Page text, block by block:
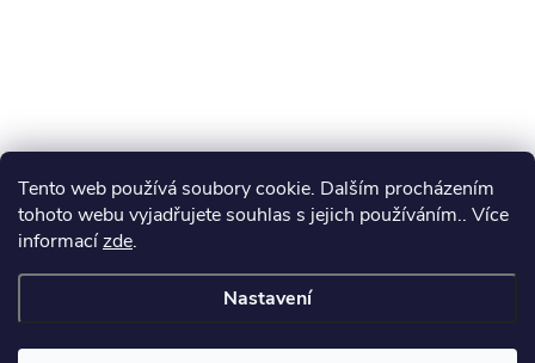
Tento web používá soubory cookie. Dalším procházením
tohoto webu vyjadřujete souhlas s jejich používáním.. Více
informacízde.
Nastavení